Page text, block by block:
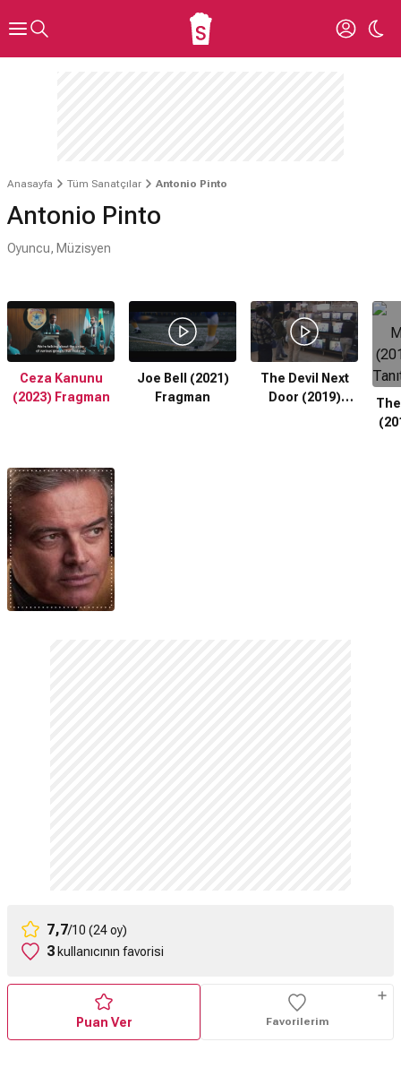
Anasayfa Tüm Sanatçılar Antonio Pinto
Antonio Pinto
Oyuncu, Müzisyen
Ceza Kanunu
(2023) Fragman
Joe Bell (2021)
Fragman
The Devil Next
Door (2019)
7,7/10 (24 oy)
3kullanıcının favorisi
Puan Ver Favorilerim